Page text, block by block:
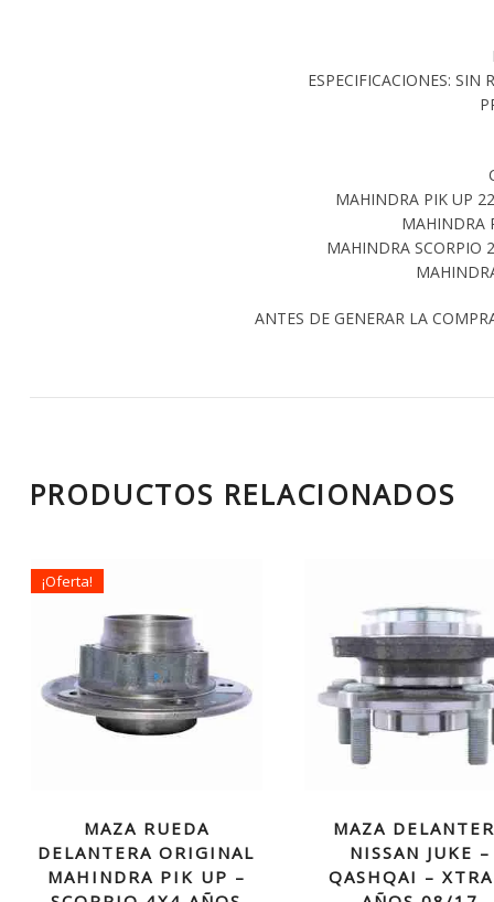
ESPECIFICACIONES:
MAHINDRA PIK UP
MAHINDRA
MAHINDRA SCORPIO
ANTES DE GENERAR LA
PRODUCTOS RELACIONADOS
¡Oferta!
MAZA RUEDA
DELANTERA ORIGINAL
MAHINDRA PIK UP –
MAZA
NISSAN JUKE –
QASHQAI –